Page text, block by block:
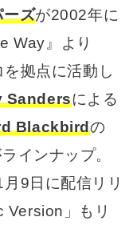
ーズが2002年に
Way』より
拠点に活動し
Sandersによる
Blackbirdの
インナップ。
9日に配信リリ
Version」もリ